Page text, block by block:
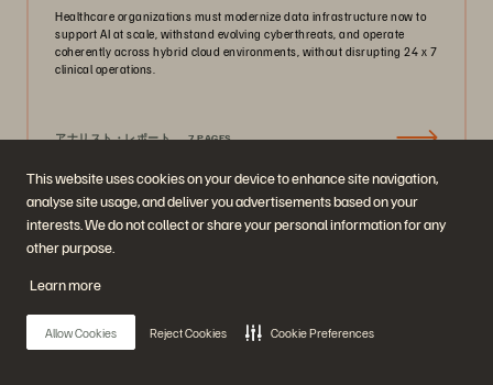
This website uses cookies on your device to enhance site navigation,
analyse site usage, and deliver you advertisements based on your
interests. We do not collect or share your personal information for any
other purpose.
Learn more
Allow Cookies Reject Cookies Cookie Preferences
Healthcare organizations must modernize data infrastructure now to
support AI at scale, withstand evolving cyberthreats, and operate
coherently across hybrid cloud environments, without disrupting 24 x 7
clinical operations.
アナリスト・レポート 7 PAGES
05/2024
データのサステナビリティが地球温暖化を緩和
国連気候変動枠組条約第 28 回締約国会議（COP28）が、アラブ首
タを務めたラウンドテーブルで共有された、世界の業界リーダーの
視点をまとめたレポートをご紹介します。